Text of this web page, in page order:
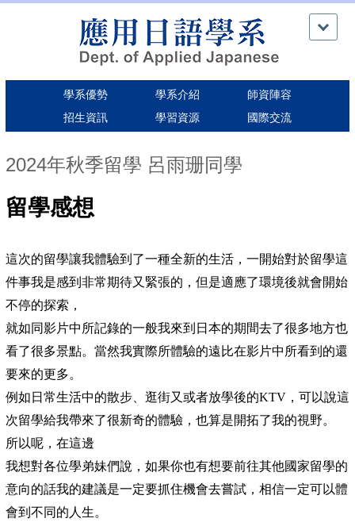
內
學系優勢 學系介紹
師資陣容
招生資訊
學習資源 國際交流
2024年秋季留學 呂雨珊同學
留學感想
這次的留學讓我體驗到了一種全新的生活，一開始對於留學這
件事我是感到非常期待又緊張的，但是適應了環境後就會開始
不停的探索，
就如同影片中所記錄的一般我來到日本的期間去了很多地方也
看了很多景點。當然我實際所體驗的遠比在影片中所看到的還
要來的更多。
例如日常生活中的散步、逛街又或者放學後的KTV，可以說這
次留學給我帶來了很新奇的體驗，也算是開拓了我的視野。
所以呢，在這邊
我想對各位學弟妹們說，如果你也有想要前往其他國家留學的
意向的話我的建議是一定要抓住機會去嘗試，相信一定可以體
會到不同的人生。